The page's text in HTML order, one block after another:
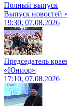
Полный выпуск
Выпуск новостей
19:30, 07.08.2026
Председатель
«Юниор»
17:10, 07.08.2026